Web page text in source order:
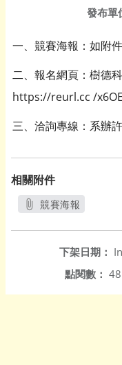
發布單
一、競賽海報：如附件
二、報名網頁：樹德
https://reurl.cc /
三、洽詢專線：系辦
相關附件
競賽海報
下架日期：
點閱數：